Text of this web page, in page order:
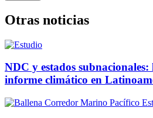
Otras noticias
NDC y estados subnacionales:
informe climático en